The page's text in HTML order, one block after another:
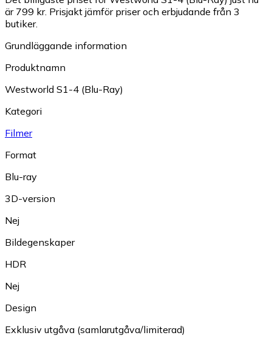
är 799 kr. Prisjakt jämför priser och erbjudande från 3
butiker.
Grundläggande information
Produktnamn
Westworld S1-4 (Blu-Ray)
Kategori
Filmer
Format
Blu-ray
3D-version
Nej
Bildegenskaper
HDR
Nej
Design
Exklusiv utgåva (samlarutgåva/limiterad)